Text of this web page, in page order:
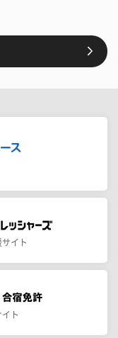
イト
ト